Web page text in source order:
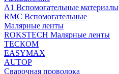
А1 Вспомогательные материалы
RMC Вспомогательные
Малярные ленты
ROKSTECH Малярные ленты
ТЕСКОМ
EASYMAX
AUTOP
Сварочная проволока